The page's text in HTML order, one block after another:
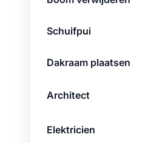
Schuifpui
Dakraam plaatsen
Architect
Elektricien